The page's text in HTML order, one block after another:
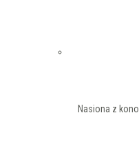
Nasiona z